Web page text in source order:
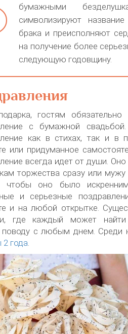
бумажными
символизируют
брака и преисполняют
на получение более
следующую годовщину.
гостям обязательно
с бумажной
как в стихах, так и в
или придуманное
всегда идет от души.
торжества сразу или
чтобы оно было
и серьезные
и на любой открытке.
где каждый может
с любым днем. Среди
2 года.